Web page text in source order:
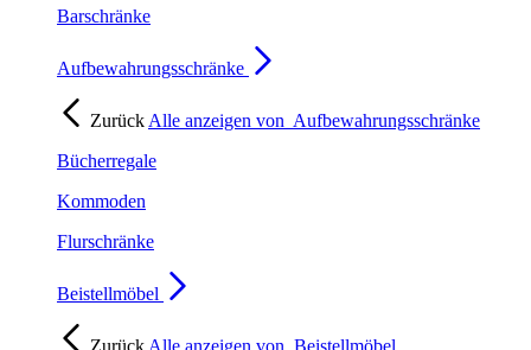
Barschränke
Aufbewahrungsschränke
Zurück Alle anzeigen von Aufbewahrungsschränke
Bücherregale
Kommoden
Flurschränke
Beistellmöbel
Zurück Alle anzeigen von Beistellmöbel